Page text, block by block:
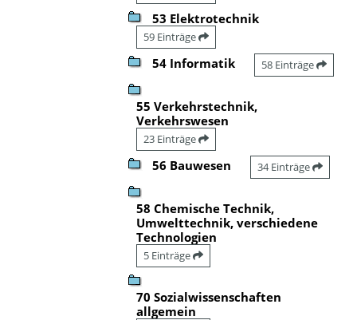
53 Elektrotechnik
59 Einträge
54 Informatik 58 Einträge
55 Verkehrstechnik,
Verkehrswesen
23 Einträge
56 Bauwesen 34 Einträge
58 Chemische Technik,
Umwelttechnik, verschiedene
Technologien
5 Einträge
70 Sozialwissenschaften
allgemein